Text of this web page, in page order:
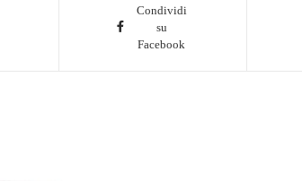
Condividi
su
Facebook